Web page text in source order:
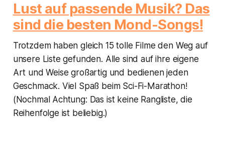
Lust auf passende Musik? Das
sind die besten Mond-Songs!
Trotzdem haben gleich 15 tolle Filme den Weg auf
unsere Liste gefunden. Alle sind auf ihre eigene
Art und Weise großartig und bedienen jeden
Geschmack. Viel Spaß beim Sci-Fi-Marathon!
(Nochmal Achtung: Das ist keine Rangliste, die
Reihenfolge ist beliebig.)